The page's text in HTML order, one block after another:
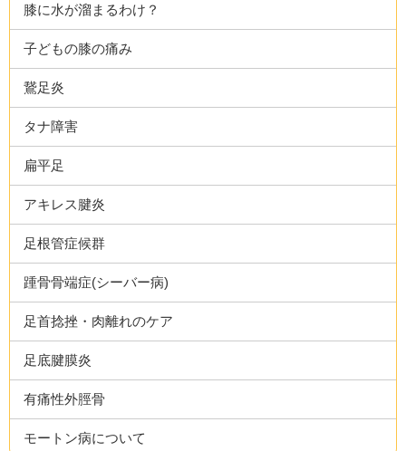
膝に水が溜まるわけ？
子どもの膝の痛み
鵞足炎
タナ障害
扁平足
アキレス腱炎
足根管症候群
踵骨骨端症(シーバー病)
足首捻挫・肉離れのケア
足底腱膜炎
有痛性外脛骨
モートン病について